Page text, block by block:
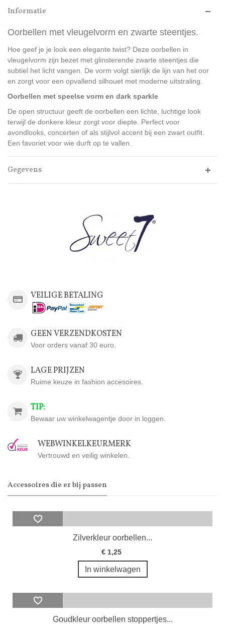
Informatie
Oorbellen met vleugelvorm en zwarte steentjes.
Hoe geef je je look een elegante twist? Deze oorbellen in
vleugelvorm zijn bezet met glinsterende zwarte steentjes die
subtiel het licht vangen. De vorm volgt sierlijk de lijn van het oor
en zorgt voor een opvallend silhouet met moderne uitstraling.
Oorbellen met speelse vorm en dark sparkle
De open structuur geeft de oorbellen een lichte, luchtige look
terwijl de donkere kleur zorgt voor diepte. Perfect voor
avondlooks, concerten of als stijlvol accent bij een zwart outfit.
Een favoriet voor wie durft op te vallen.
Gegevens
VEILIGE BETALING
GEEN VERZENDKOSTEN
Voor orders vanaf 30 euro.
LAGE PRIJZEN
Ruime keuze in fashion accesoires.
TIP:
Bewaar uw winkelwagentje door in loggen.
WEBWINKELKEURMERK
Vertrouwd en veilig winkelen.
Accessoires die er bij passen
Zilverkleur oorbellen...
€ 1,25
In winkelwagen
Goudkleur oorbellen stoppertjes...